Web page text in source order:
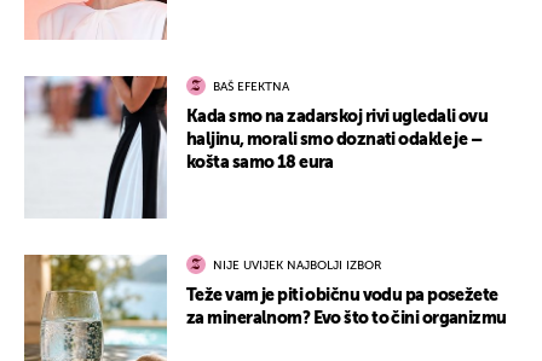
BAŠ EFEKTNA
Kada smo na zadarskoj rivi ugledali ovu
haljinu, morali smo doznati odakle je –
košta samo 18 eura
NIJE UVIJEK NAJBOLJI IZBOR
Teže vam je piti običnu vodu pa posežete
za mineralnom? Evo što to čini organizmu